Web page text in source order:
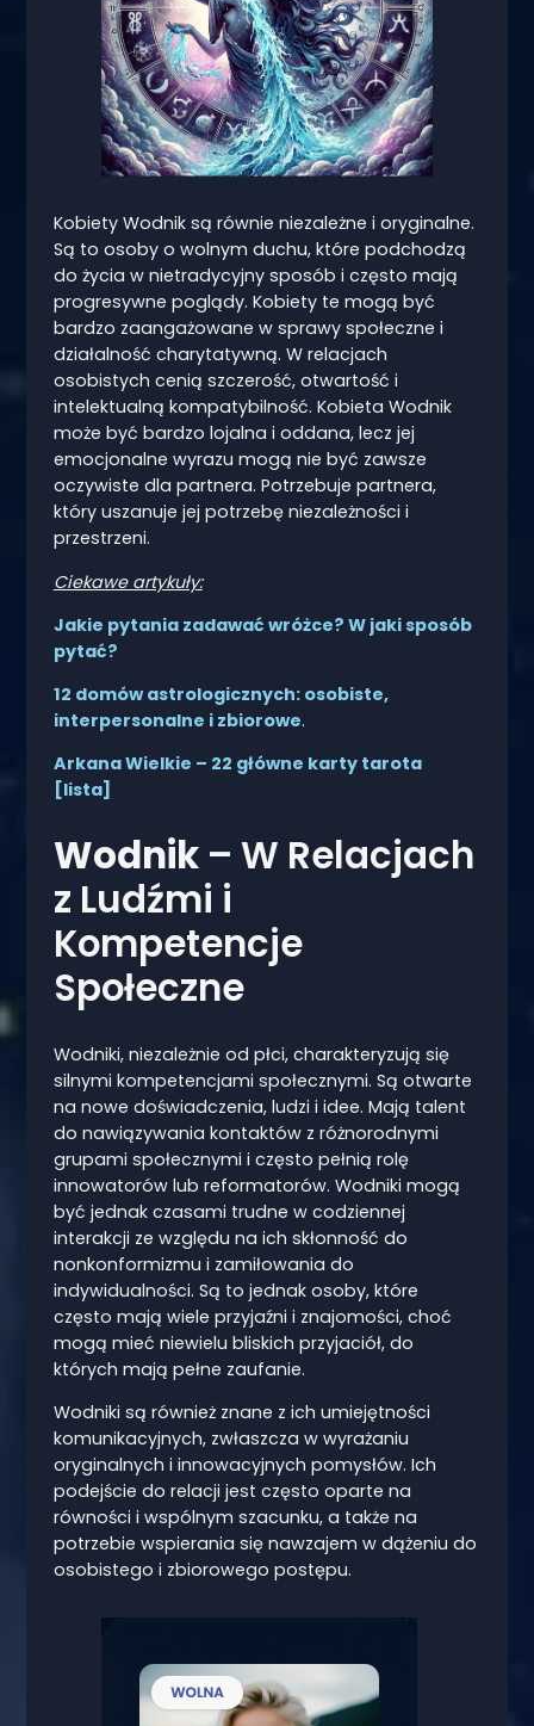
Kobiety Wodnik są równie niezależne i oryginalne.
Są to osoby o wolnym duchu, które podchodzą
do życia w nietradycyjny sposób i często mają
progresywne poglądy. Kobiety te mogą być
bardzo zaangażowane w sprawy społeczne i
działalność charytatywną. W relacjach
osobistych cenią szczerość, otwartość i
intelektualną kompatybilność. Kobieta Wodnik
może być bardzo lojalna i oddana, lecz jej
emocjonalne wyrazu mogą nie być zawsze
oczywiste dla partnera. Potrzebuje partnera,
który uszanuje jej potrzebę niezależności i
przestrzeni.
Ciekawe artykuły:
Jakie pytania zadawać wróżce? W jaki sposób
pytać?
12 domów astrologicznych: osobiste,
interpersonalne i zbiorowe.
Arkana Wielkie – 22 główne karty tarota
[lista]
Wodnik– W Relacjach
z Ludźmi i
Kompetencje
Społeczne
Wodniki, niezależnie od płci, charakteryzują się
silnymi kompetencjami społecznymi. Są otwarte
na nowe doświadczenia, ludzi i idee. Mają talent
do nawiązywania kontaktów z różnorodnymi
grupami społecznymi i często pełnią rolę
innowatorów lub reformatorów. Wodniki mogą
być jednak czasami trudne w codziennej
interakcji ze względu na ich skłonność do
nonkonformizmu i zamiłowania do
indywidualności. Są to jednak osoby, które
często mają wiele przyjaźni i znajomości, choć
mogą mieć niewielu bliskich przyjaciół, do
których mają pełne zaufanie.
Wodniki są również znane z ich umiejętności
komunikacyjnych, zwłaszcza w wyrażaniu
oryginalnych i innowacyjnych pomysłów. Ich
podejście do relacji jest często oparte na
równości i wspólnym szacunku, a także na
potrzebie wspierania się nawzajem w dążeniu do
osobistego i zbiorowego postępu.